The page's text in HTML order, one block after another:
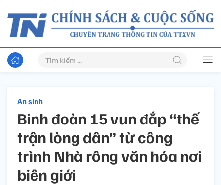
An sinh
Binh đoàn 15 vun đắp “thế
trận lòng dân” từ công
trình Nhà rông văn hóa nơi
biên giới